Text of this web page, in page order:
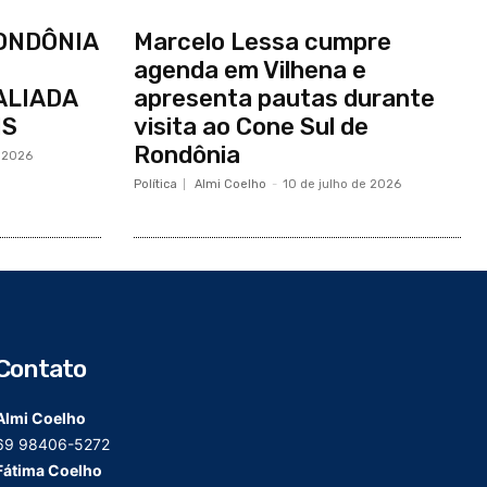
2026
Marcelo Lessa cumpre
agenda em Vilhena e
apresenta pautas durante
visita ao Cone Sul de
Rondônia
Política Almi Coelho - 10 de julho de 2026
Coelho
98406-5272
Coelho